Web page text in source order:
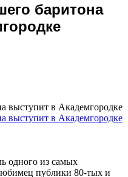
баритона
выступит в Академгородке
одного из самых
публики 80-тых и